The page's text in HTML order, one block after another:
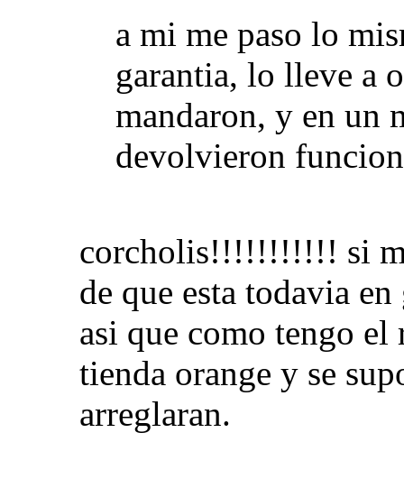
a mi me paso lo
garantia, lo lleve a
mandaron, y en un
devolvieron
corcholis!!!!!!!!!!! si
de que esta todavia
asi que como tengo
tienda orange y se
arreglaran.